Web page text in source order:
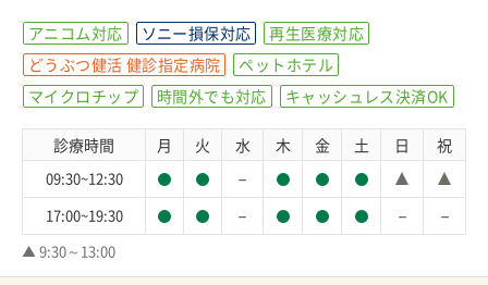
アニコム対応 ソニー損保対応
再生医療対応
どうぶつ健活 健診指定病院
ペットホテル
マイクロチップ
時間外でも対応 キャッシュレス決済OK
診療時間 月 火 水 木 金 土 日 祝
09:30~12:30 －
17:00~19:30 － － －
▲ 9:30～13:00